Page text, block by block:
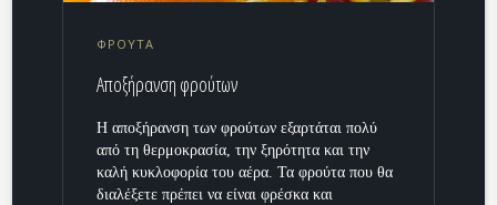
ΦΡΟΥΤΑ
Αποξήρανση φρούτων
Η αποξήρανση των φρούτων εξαρτάται πολύ
από τη θερμοκρασία, την ξηρότητα και την
καλή κυκλοφορία του αέρα. Τα φρούτα που θα
διαλέξετε πρέπει να είναι φρέσκα και